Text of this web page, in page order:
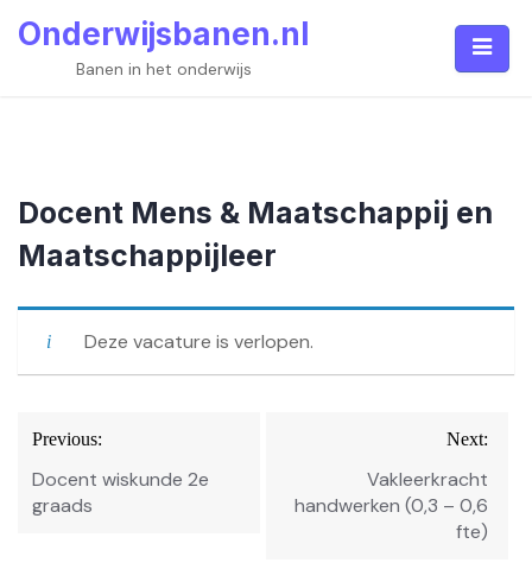
Onderwijsbanen.nl
Banen in het onderwijs
Docent Mens & Maatschappij en
Maatschappijleer
Deze vacature is verlopen.
Bericht
navigatie
Previous:
Docent wiskunde 2e
graads
Next:
Vakleerkracht
handwerken (0,3 – 0,6
fte)